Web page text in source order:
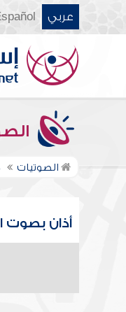
عربي
الصوتيات
أذان بصوت